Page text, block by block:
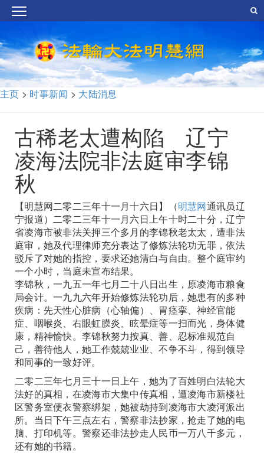
主页 > 时事新闻 > 大陆消息
古稀老太遭构陷 辽宁
凌海法院非法庭审李锦
秋
【明慧网二零二三年十一月十六日】（明慧网通讯员辽
宁报道）二零二三年十一月六日上午十时二十分，辽宁
省凌海市被非法关押三个多月的李锦秋老太太，遭非法
庭审，她及代理律师充分表达了修炼法轮功无罪，依法
驳斥了对她的指控，要求还她清白与自由。整个庭审约
一个小时，当庭未宣布结果。
李锦秋，一九五一年七月二十八日出生，原凌海市粮食
局会计。一九九六年开始修炼法轮功后，她患有的多种
疾病：先天性心脏病（心轴偏）、胃痉挛、神经官能
症、咽喉炎、右眼虹膜炎、眩晕症等一扫而光，身体健
康，精神愉快。李锦秋努力按真、善、忍标准规范自
己，善待他人，她工作兢兢业业、不争不斗，得到领导
和同事的一致好评。
二零二三年七月三十一日上午，她为了百姓明白法轮大
法好的真相，在凌海市大集中传真相，遭凌海市新楼社
区警务室便衣警察绑架，她被劫持到凌海市大凌河派出
所。当日下午三点左右，警察非法抄家，抢走了她的电
脑、打印机等。警察还非法抄走人民币一万八千多元，
还有她的书籍。